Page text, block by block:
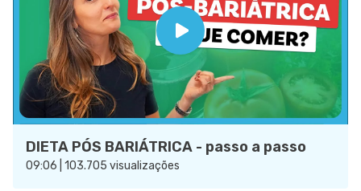
DIETA PÓS BARIÁTRICA - passo a passo
09:06 | 103.705 visualizações